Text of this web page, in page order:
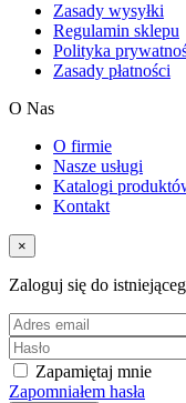
Zasady wysyłki
Regulamin sklepu
Polityka
Zasady płatności
O Nas
O firmie
Nasze usługi
Katalogi
Kontakt
×
Zaloguj się do
Zapamiętaj mnie
Zapomniałem hasła